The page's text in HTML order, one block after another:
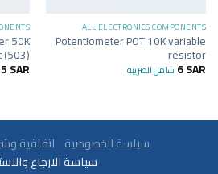
ALL ELECTRONICS COMPONENTS
Potentiometer POT 10K variable
resistor
6SAR شامل الضريبة
50K
(503)
5SAR
سياسة الخصوصية اتفاقية
سياسة الارجاع